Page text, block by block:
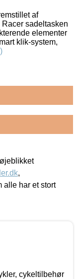
af
sadeltasken
elementer
klik-system,
,
alle har et stort
cykeltilbehør